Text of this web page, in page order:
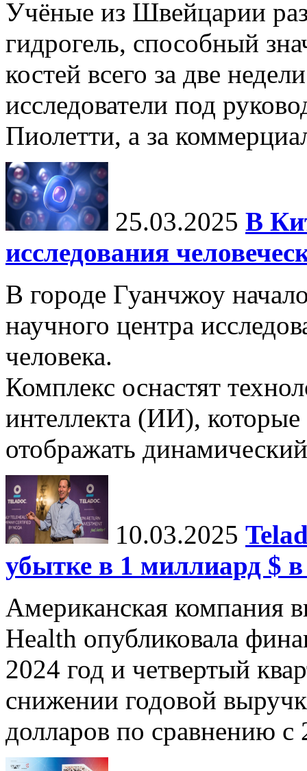
Учёные из Швейцарии
гидрогель, способный
костей всего за две
исследователи под
Пиолетти, а за
25.03.2025 В
исследования
В городе Гуанчжоу
научного центра
человека.
Комплекс оснастят
интеллекта (ИИ),
отображать
10.03.2025
убытке в 1 миллиард $ в
Американская компания
Health опубликовала
2024 год и четвертый
снижении годовой
долларов по сравнению с